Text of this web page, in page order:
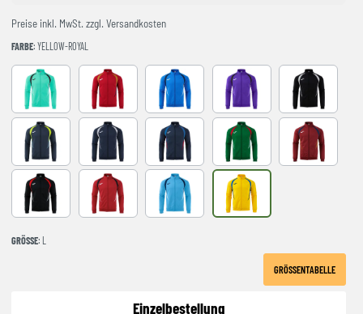
Preise inkl. MwSt. zzgl. Versandkosten
FARBE: YELLOW-ROYAL
LIGHT GREEN RED-NAVY ROYAL-NAVY violet BLACK-GREY
DARK NAVY AMARILLO FLUOR
NAVY-GREY NAVY-ROYAL VERDE-ROJO WINE-NAVY
BLACK-RED RED-BLACK SKY BLUE-NAVY YELLOW-ROYAL
GRÖSSE : L
GRÖSSENTABELLE
Einzelbestellung